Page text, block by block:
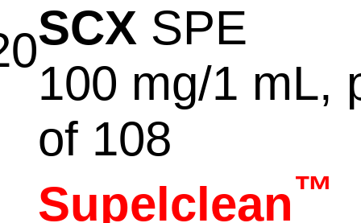
SCX SPE
100 mg/1 mL,
of 108
Supelclean™